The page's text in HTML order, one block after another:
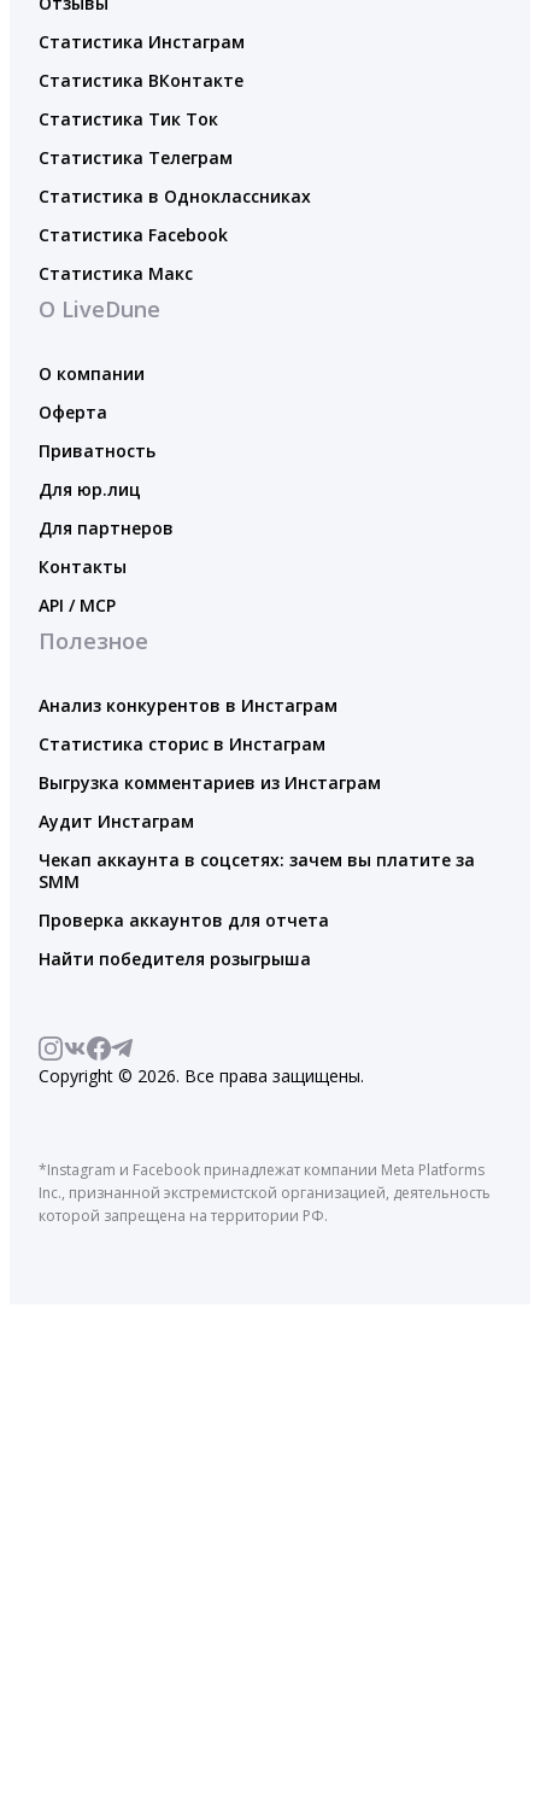
Статистика Инстаграм
Статистика ВКонтакте
Статистика Тик Ток
Статистика Телеграм
Статистика в Одноклассниках
Статистика Facebook
Статистика Макс
О LiveDune
О компании
Оферта
Приватность
Для юр.лиц
Для партнеров
Контакты
API / MCP
Полезное
Анализ конкурентов в Инстаграм
Статистика сторис в Инстаграм
Выгрузка комментариев из Инстаграм
Аудит Инстаграм
Чекап аккаунта в соцсетях: зачем вы платите за
SMM
Проверка аккаунтов для отчета
Найти победителя розыгрыша
Copyright © 2026. Все права защищены.
*Instagram и Facebook принадлежат компании Meta Platforms
Inc., признанной экстремистской организацией, деятельность
которой запрещена на территории РФ.